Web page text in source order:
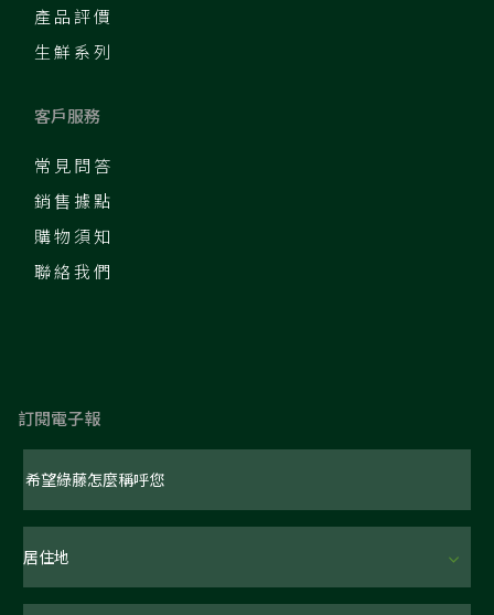
產品評價
生鮮系列
客戶服務
常見問答
銷售據點
購物須知
聯絡我們
訂閱電子報